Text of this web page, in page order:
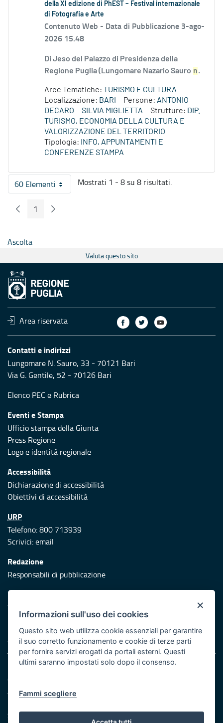
della XI edizione di PhEST – Festival internazionale
di Fotografia e Arte
Contenuto Web - Data di Pubblicazione 3-ago-
2026 15.48
Di Jeso del Palazzo di Presidenza della
Regione Puglia (Lungomare Nazario Sauro n.
Aree Tematiche: TURISMO E CULTURA
Localizzazione: BARI Persone: ANTONIO
DECARO
SILVIA MIGLIETTA Strutture: DIP.
TURISMO, ECONOMIA DELLA CULTURA E
VALORIZZAZIONE DEL TERRITORIO
Tipologia:
INFO, APPUNTAMENTI E
CONFERENZE STAMPA
60 ElementiPer pagina
Mostrati 1 - 8 su 8 risultati.
Pagina Precedente
Pagina
1 Pagina Seguente
Ascolta
Valuta questo sito
Area riservata
Contatti e indirizzi
Lungomare N. Sauro, 33 - 70121 Bari
Via G. Gentile, 52 - 70126 Bari
Elenco PEC e Rubrica
Eventi e Stampa
Ufficio stampa della Giunta
Press Regione
Logo e identità regionale
Accessibilità
Dichiarazione di accessibilità
Obiettivi di accessibilità
URP
Telefono: 800 713939
Scrivici:email
Redazione
Responsabili di pubblicazione
Protezione civile
Vai al sito di Protezione Civile Puglia
Iniziativa finanziata con risorse del POR Puglia 2014/2020 -
Asse XI
Note legali
Cookie e privacy
Atti di notifica
Servizi Intranet
×
Informazioni sull'uso dei cookies
Questo sito web utilizza cookie essenziali per garantire
il suo corretto funzionamento e cookie di terze parti
per fornire servizi erogati da portali esterni. Questi
ultimi saranno impostati solo dopo il consenso.
Fammi scegliere